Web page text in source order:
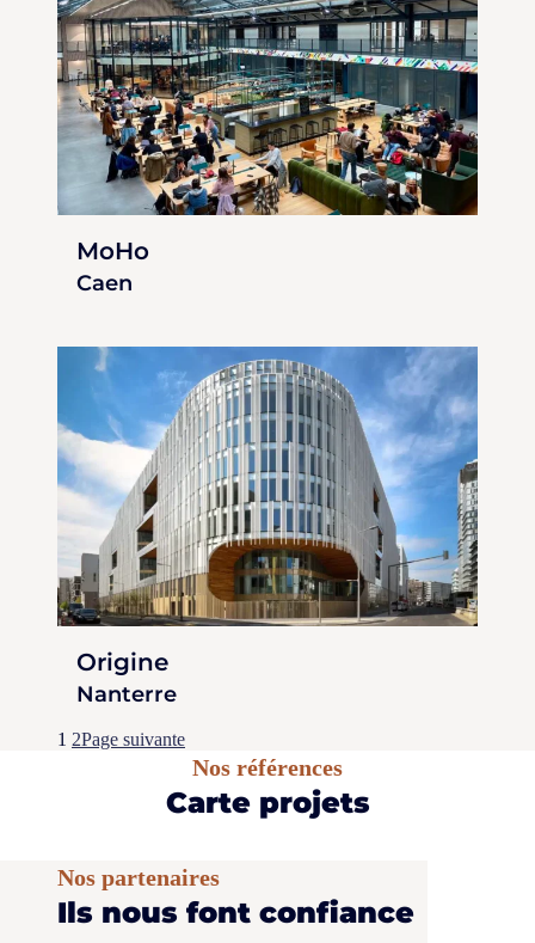
MoHo
Caen
Origine
Nanterre
1 2Page suivante
Nos références
Carte projets
Nos partenaires
Ils nous font confiance